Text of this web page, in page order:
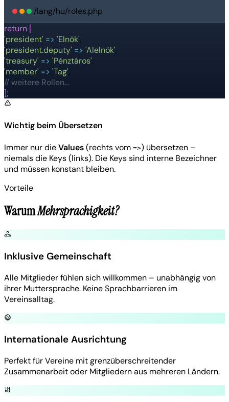
/lang/hu/roles.php
return [
'president' => 'Elnök',
'president.deputy' => 'Alelnök',
'treasury' => 'Pénztáros',
'member' => 'Tag',
// weitere Rollen...
];
Wichtig beim Übersetzen
Immer nur dieValues(rechts vom =>) übersetzen –
niemals die Keys (links). Die Keys sind interne Bezeichner
und müssen konstant bleiben.
Vorteile
WarumMehrsprachigkeit?
Inklusive Gemeinschaft
Alle Mitglieder fühlen sich willkommen – unabhängig von
ihrer Muttersprache. Keine Sprachbarrieren im
Vereinsalltag.
Internationale Ausrichtung
Perfekt für Vereine mit grenzüberschreitender
Zusammenarbeit oder Mitgliedern aus mehreren Ländern.